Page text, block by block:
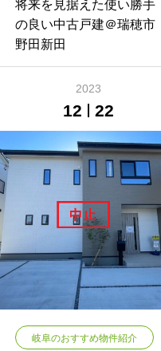
将来を見据えた使い勝手
の良い中古戸建＠瑞穂市
野田新田
2023
12 22
岐阜のおすすめ物件紹介